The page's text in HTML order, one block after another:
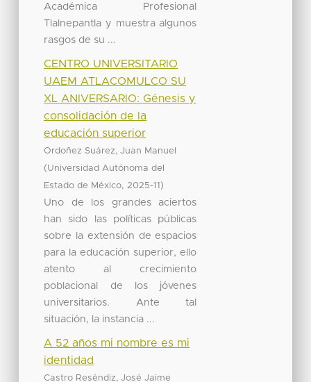
Académica Profesional
Tlalnepantla y muestra algunos
rasgos de su ...
CENTRO UNIVERSITARIO
UAEM ATLACOMULCO SU
XL ANIVERSARIO: Génesis y
consolidación de la
educación superior
Ordoñez Suárez, Juan Manuel
(Universidad Autónoma del
Estado de México, 2025-11 )
Uno de los grandes aciertos
han sido las políticas públicas
sobre la extensión de espacios
para la educación superior, ello
atento al crecimiento
poblacional de los jóvenes
universitarios. Ante tal
situación, la instancia ...
A 52 años mi nombre es mi
identidad
Castro Reséndiz, José Jaime